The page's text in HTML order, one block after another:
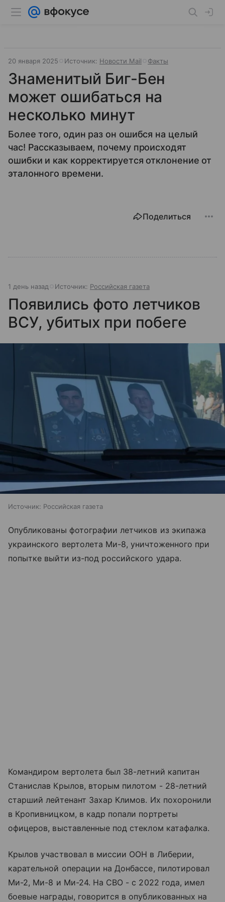
20 января 2025 Источник: Новости Mail Факты
Знаменитый Биг-Бен
может ошибаться на
несколько минут
Более того, один раз он ошибся на целый
час! Рассказываем, почему происходят
ошибки и как корректируется отклонение от
эталонного времени.
Поделиться
1 день назад Источник: Российская газета
Появились фото летчиков
ВСУ, убитых при побеге
Источник: Российская газета
Опубликованы фотографии летчиков из экипажа
украинского вертолета Ми-8, уничтоженного при
попытке выйти из-под российского удара.
Командиром вертолета был 38-летний капитан
Станислав Крылов, вторым пилотом - 28-летний
старший лейтенант Захар Климов. Их похоронили
в Кропивницком, в кадр попали портреты
офицеров, выставленные под стеклом катафалка.
Крылов участвовал в миссии ООН в Либерии,
карательной операции на Донбассе, пилотировал
Ми-2, Ми-8 и Ми-24. На СВО - с 2022 года, имел
боевые награды, говорится в опубликованных на